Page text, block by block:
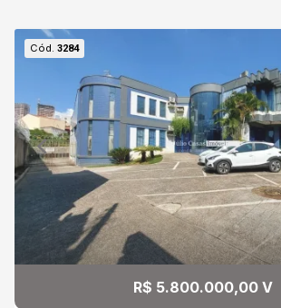
Cód.3284
R$ 5.800.000,00 V